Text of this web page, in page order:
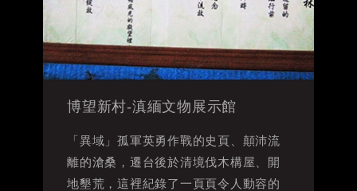
博望新村-滇緬文物展示館
「異域」孤軍英勇作戰的史頁、顛沛流
離的滄桑，遷台後於清境伐木構屋、開
地墾荒，這裡紀錄了一頁頁令人動容的